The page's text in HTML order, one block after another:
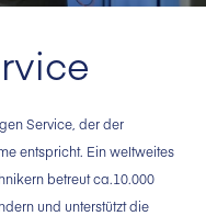
Service, der der
entspricht. Ein weltweites
betreut ca.10.000
und unterstützt die